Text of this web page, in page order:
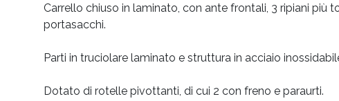
Carrello chiuso in laminato, con ante frontali, 3 ripiani più
portasacchi.
Parti in truciolare laminato e struttura in acciaio
Dotato di rotelle pivottanti, di cui 2 con freno e paraurti.